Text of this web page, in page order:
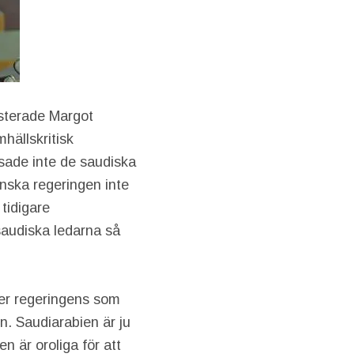
Margot
inte de saudiska
regeringen inte
ledarna så
regeringens som
Saudiarabien är ju
är oroliga för att